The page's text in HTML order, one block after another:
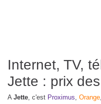
Internet, TV,
Jette : prix
A Jette , c'est Proximus Orange